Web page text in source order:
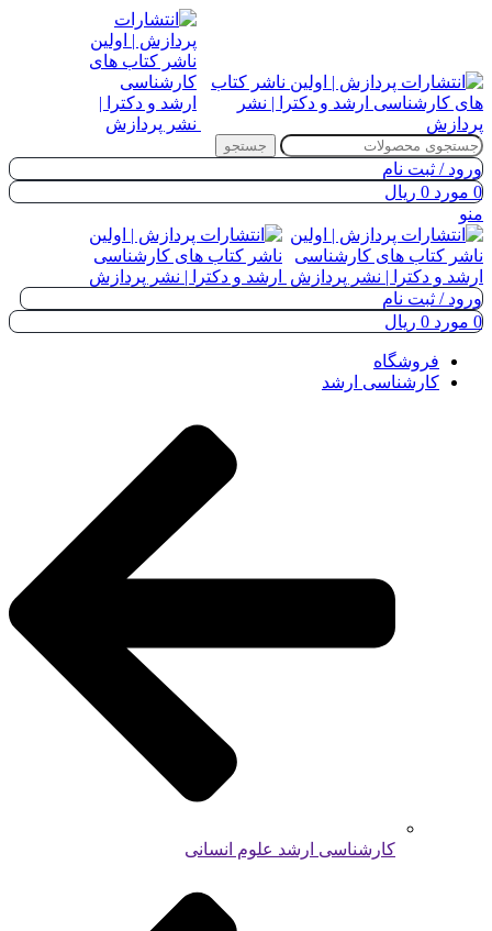
جستجو
ورود / ثبت نام
0 مورد 0 ریال
منو
ورود / ثبت نام
0 مورد 0 ریال
فروشگاه
کارشناسی ارشد
کارشناسی ارشد علوم انسانی